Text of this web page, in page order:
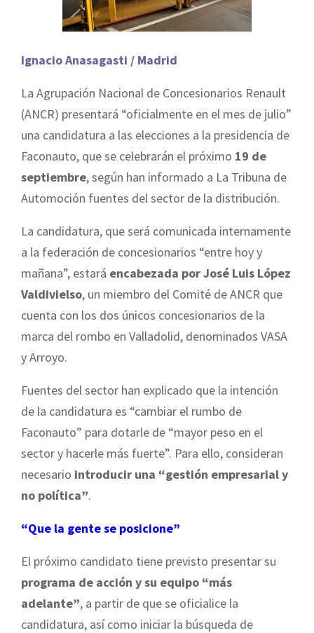
Ignacio Anasagasti / Madrid
La Agrupación Nacional de Concesionarios Renault
(ANCR) presentará “oficialmente en el mes de julio”
una candidatura a las elecciones a la presidencia de
Faconauto, que se celebrarán el próximo 19 de
septiembre, según han informado a La Tribuna de
Automoción fuentes del sector de la distribución.
La candidatura, que será comunicada internamente
a la federación de concesionarios “entre hoy y
mañana”, estará encabezada por José Luis López
Valdivielso, un miembro del Comité de ANCR que
cuenta con los dos únicos concesionarios de la
marca del rombo en Valladolid, denominados VASA
y Arroyo.
Fuentes del sector han explicado que la intención
de la candidatura es “cambiar el rumbo de
Faconauto” para dotarle de “mayor peso en el
sector y hacerle más fuerte”. Para ello, consideran
necesario introducir una “gestión empresarial y
no política”.
“Que la gente se posicione”
El próximo candidato tiene previsto presentar su
programa de acción y su equipo “más
adelante”, a partir de que se oficialice la
candidatura, así como iniciar la búsqueda de